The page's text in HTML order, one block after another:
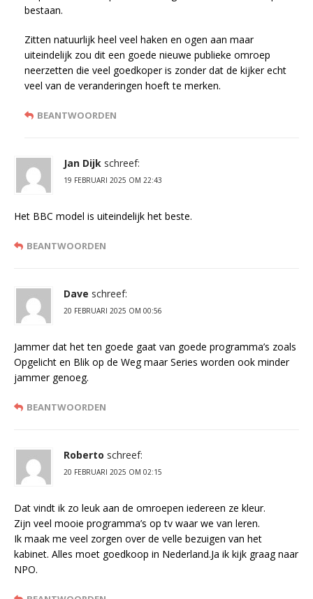
bestaan.
Zitten natuurlijk heel veel haken en ogen aan maar
uiteindelijk zou dit een goede nieuwe publieke omroep
neerzetten die veel goedkoper is zonder dat de kijker echt
veel van de veranderingen hoeft te merken.
BEANTWOORDEN
Jan Dijk schreef:
19 FEBRUARI 2025 OM 22:43
Het BBC model is uiteindelijk het beste.
BEANTWOORDEN
Dave schreef:
20 FEBRUARI 2025 OM 00:56
Jammer dat het ten goede gaat van goede programma’s zoals
Opgelicht en Blik op de Weg maar Series worden ook minder
jammer genoeg.
BEANTWOORDEN
Roberto schreef:
20 FEBRUARI 2025 OM 02:15
Dat vindt ik zo leuk aan de omroepen iedereen ze kleur.
Zijn veel mooie programma’s op tv waar we van leren.
Ik maak me veel zorgen over de velle bezuigen van het
kabinet. Alles moet goedkoop in Nederland.Ja ik kijk graag naar
NPO.